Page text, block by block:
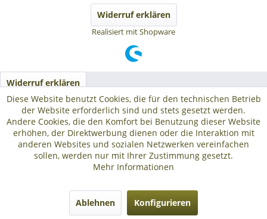
Widerruf erklären
Realisiert mit Shopware
Diese Website benutzt Cookies, die für den technischen Betrieb
der Website erforderlich sind und stets gesetzt werden.
Andere Cookies, die den Komfort bei Benutzung dieser Website
erhöhen, der Direktwerbung dienen oder die Interaktion mit
anderen Websites und sozialen Netzwerken vereinfachen
sollen, werden nur mit Ihrer Zustimmung gesetzt.
Mehr Informationen
Ablehnen Konfigurieren
Widerruf erklären